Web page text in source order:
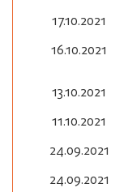
17.10.2021
16.10.2021
13.10.2021
11.10.2021
24.09.2021
24.09.2021